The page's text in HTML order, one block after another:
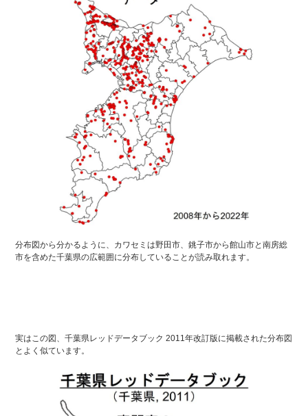
分布図から分かるように、カワセミは野田市、銚子市から館山市と南房総
市を含めた千葉県の広範囲に分布していることが読み取れます。
実はこの図、千葉県レッドデータブック 2011年改訂版に掲載された分布図
とよく似ています。